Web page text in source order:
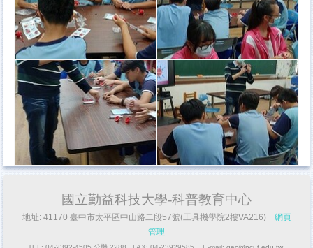
國立勤益科技大學-科普教育中心
地址: 41170 臺中市太平區中山路二段57號(工具機學院2樓VA216) 網頁
管理